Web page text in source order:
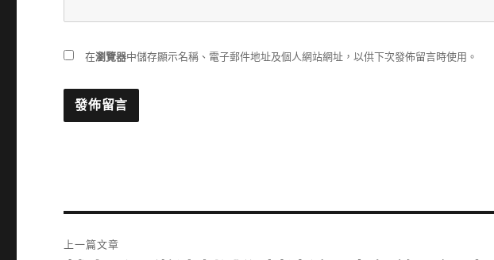
在瀏覽器中儲存顯示名稱、電子郵件地址及個人網站網址，以供下次發佈留言時使用。
上一篇文章